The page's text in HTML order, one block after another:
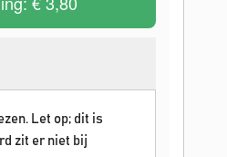
Let op; dit is
zit er niet bij